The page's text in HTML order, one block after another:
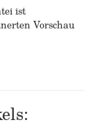
ist
Vorschau